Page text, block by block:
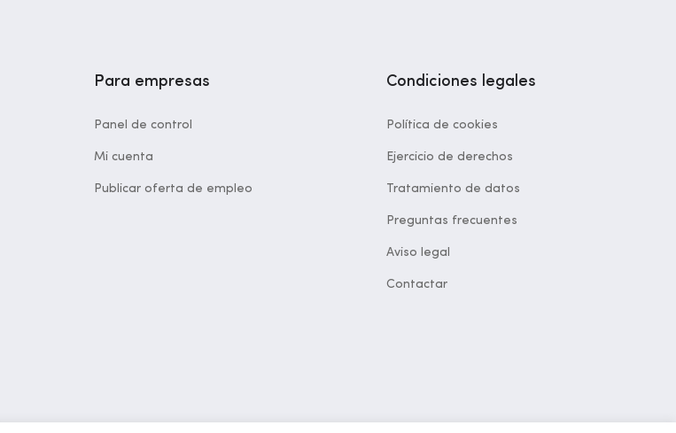
Para empresas
Panel de control
Mi cuenta
Publicar oferta de empleo
Condiciones legales
Política de cookies
Ejercicio de derechos
Tratamiento de datos
Preguntas frecuentes
Aviso legal
Contactar